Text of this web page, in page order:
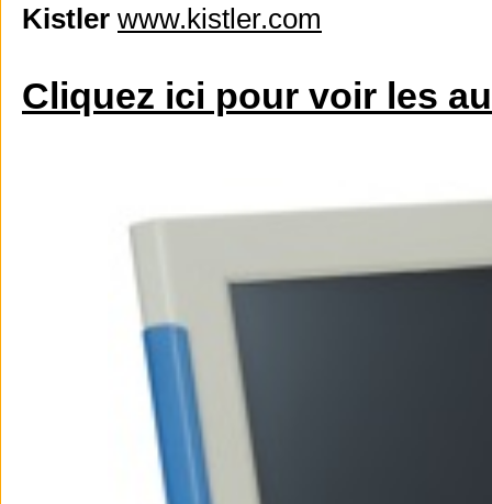
Kistler www.kistler.com
Cliquez ici pour voir les